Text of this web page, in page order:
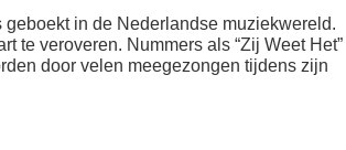
in de Nederlandse muziekwereld.
te veroveren. Nummers als “Zij Weet Het”
door velen meegezongen tijdens zijn